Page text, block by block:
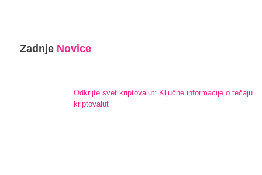
Zadnje Novice
Odkrijte svet kriptovalut: Ključne informacije o tečaju
kriptovalut